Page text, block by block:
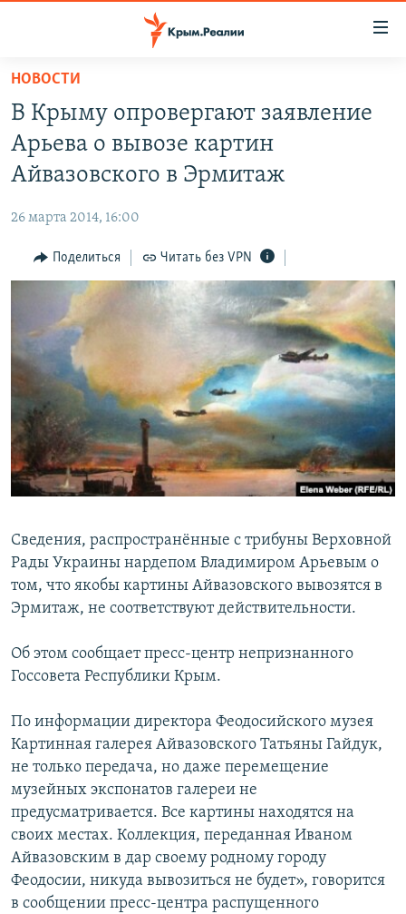
Вернуться
основному
содержанию
Вернутся
главной
навигации
Вернутся
СПЕЦПРОЕКТЫ
ГРУЗ 200
11 ЛЕТ ОККУПАЦИИ КРЫМА. 11 ИСТОРИЙ СОПРОТИВЛЕНИЯ
ВОДА
ЕЩЕ
ИНТЕРАКТИВ
ИНФОГРАФИКА
ТЕЛЕПРОЕКТ КРЫМ.РЕАЛИИ
СОВЕТЫ ПРАВОЗАЩИТНИКОВ
ПРОПАВШИЕ БЕЗ ВЕСТИ
ПОБЕДИТЕЛЕЙ НЕ СУДЯТ?
КРЫМ.НЕПОКОРЕННЫЙ
ELIFBE
РАДІО СВОБОДА
КАК ОБОЙТИ БЛОКИРОВКУ
Українською
Qırımtatar
ПРИСОЕДИНЯЙТЕСЬ!
Все сайты RFE/RL
НОВОСТИ
В Крыму опровергают заявление
Арьева о вывозе картин
Айвазовского в Эрмитаж
26 марта 2014, 16:00
Поделиться Читать без VPN
Сведения, распространённые с трибуны Верховной
Рады Украины нардепом Владимиром Арьевым о
том, что якобы картины Айвазовского вывозятся в
Эрмитаж, не соответствуют действительности.
Об этом сообщает пресс-центр непризнанного
Госсовета Республики Крым.
По информации директора Феодосийского музея
Картинная галерея Айвазовского Татьяны Гайдук,
не только передача, но даже перемещение
музейных экспонатов галереи не
предусматривается. Все картины находятся на
своих местах. Коллекция, переданная Иваном
Айвазовским в дар своему родному городу
Феодосии, никуда вывозиться не будет», говорится
в сообщении пресс-центра распущенного